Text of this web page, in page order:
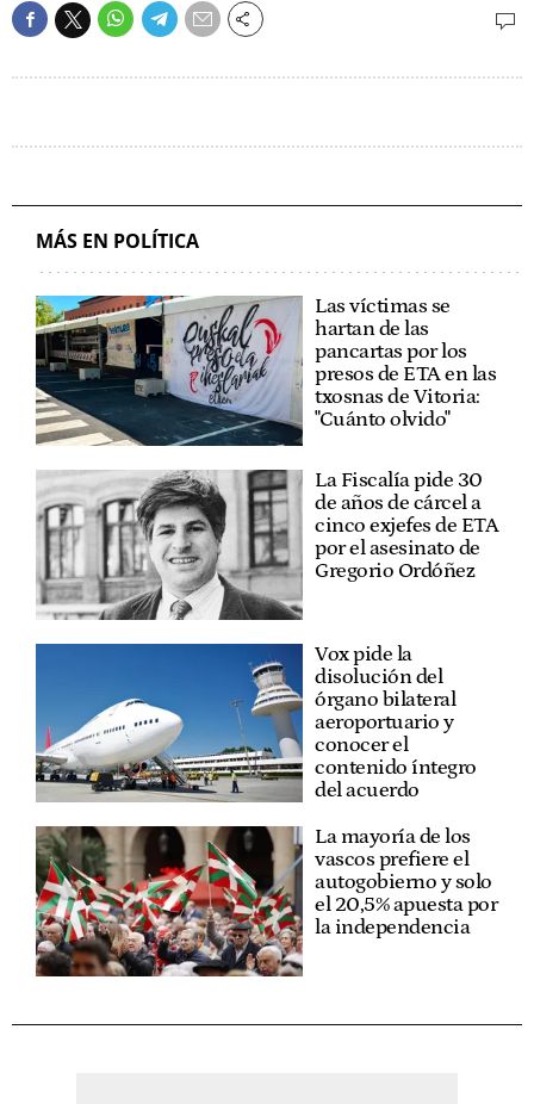
MÁS EN POLÍTICA
Las víctimas se
hartan de las
pancartas por los
presos de ETA en las
txosnas de Vitoria:
"Cuánto olvido"
La Fiscalía pide 30
de años de cárcel a
cinco exjefes de ETA
por el asesinato de
Gregorio Ordóñez
Vox pide la
disolución del
órgano bilateral
aeroportuario y
conocer el
contenido íntegro
del acuerdo
La mayoría de los
vascos prefiere el
autogobierno y solo
el 20,5% apuesta por
la independencia